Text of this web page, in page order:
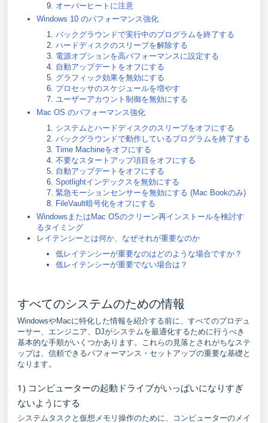
オーバーヒートに注意
Windows 10 のパフォーマンス強化
バックグラウンドで実行中のプログラムを終了する
ハードディスクのスリープを解除する
電源オプションを高パフォーマンスに設定する
自動アップデートをオフにする
グラフィック効果を無効にする
プロセッサのスケジュールを増やす
ユーザーアカウント制御を無効にする
Mac OS のパフォーマンス強化
システムとハードディスクのスリープをオフにする
バックグラウンドで動作しているプログラムを終了する
Time Machineをオフにする
不要なスタートアップ項目をオフにする
自動アップデートをオフにする
Spotlightインデックスを無効にする
緊急モーションセンサーを無効にする (Mac Bookのみ)
FileVault暗号化をオフにする
WindowsまたはMac OSのクリーン再インストールを検討す
るタイミング
レイテンシーとは何か、なぜそれが重要なのか
低レイテンシーが重要なのはどのような場合ですか？
低レイテンシーが重要でない場合は？
すべてのシステムのための情報
WindowsやMacに特化した情報を紹介する前に、すべてのプロデュ
ーサー、エンジニア、DJがシステムを最適化するために行うべき
基本的な手順がいくつかあります。これらの見落とされがちなステ
ップは、信頼できるパフォーマンス・セットアップの重要な基礎と
なります。
1) コンピューターの起動ドライブがいっぱいになりすぎ
ないようにする
システムタスクと仮想メモリ操作のために、コンピューターのメイ